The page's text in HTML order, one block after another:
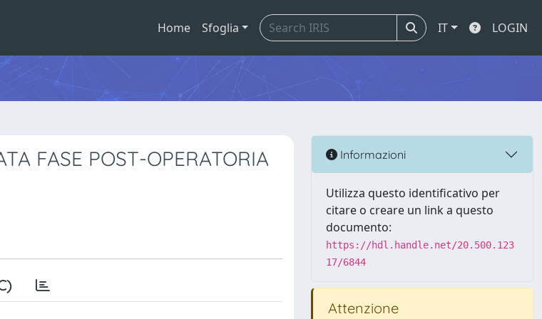
Home Sfoglia IT LOGIN
FASE POST-OPERATORIA
Informazioni
Utilizza questo identificativo per
citare o creare un link a questo
documento:
https://hdl.handle.net/20.500.123
17/6844
Attenzione